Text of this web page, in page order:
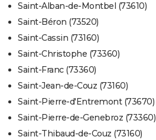
Saint-Alban-de-Montbel (73610)
Saint-Béron (73520)
Saint-Cassin (73160)
Saint-Christophe (73360)
Saint-Franc (73360)
Saint-Jean-de-Couz (73160)
Saint-Pierre-d'Entremont (73670)
Saint-Pierre-de-Genebroz (73360)
Saint-Thibaud-de-Couz (73160)